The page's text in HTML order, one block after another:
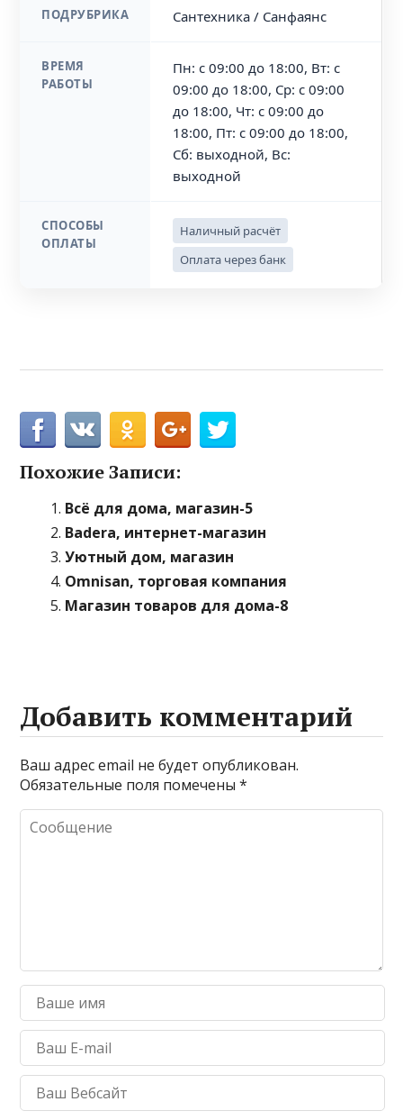
ПОДРУБРИКА Сантехника / Санфаянс
ВРЕМЯ
РАБОТЫ
Пн: с 09:00 до 18:00, Вт: с
09:00 до 18:00, Ср: с 09:00
до 18:00, Чт: с 09:00 до
18:00, Пт: с 09:00 до 18:00,
Сб: выходной, Вс:
выходной
СПОСОБЫ
ОПЛАТЫ
Наличный расчёт
Оплата через банк
Похожие Записи:
Всё для дома, магазин-5
Badera, интернет-магазин
Уютный дом, магазин
Omnisan, торговая компания
Магазин товаров для дома-8
Добавить комментарий
Ваш адрес email не будет опубликован.
Обязательные поля помечены*